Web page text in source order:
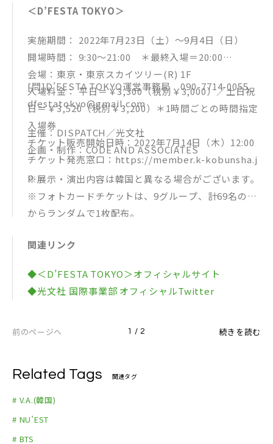
＜D’FESTA TOKYO＞
実施期間： 2022年7月23日（土）～9月4日（日）
開場時間： 9:30～21:00 ＊最終入場＝20:00
会場：東京・東京スカイツリー(R) 1F
入場料金： 平日＝￥3,300（税別￥3,000）／土日祝
日＝￥3,520（税別￥3,200）＊1時間ごとの時間指定
入場券
チケット販売開始日時：2022年7月14日（木）12:00
チケット発売窓口：https://member.k-kobunsha.j
p
[問]D’FESTA TOKYO運営事務局 090-7714-0055
dfestatokyo@gmail.com
主催：DISPATCH／光文社
企画・制作：CODE AND ASSOCIATES
※展示・演出内容は韓国と異なる場合がございます。
※フォトカードチケットは、9グループ、計69名の中
からランダムで1枚配布。
チケット販売（￥990（税込）／1枚）が行われま
関連リンク
◆＜D’FESTA TOKYO＞オフィシャルサイト
◆光文社 国際事業部 オフィシャルTwitter
前のページへ 1 / 2 続きを読む
Related Tags 関連タグ
# V.A.(韓国)
# NU’EST
# BTS